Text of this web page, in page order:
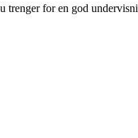
for en god